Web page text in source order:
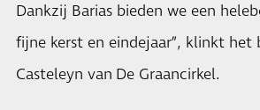
Dankzij Barias bieden we een
fijne kerst en eindejaar”, klinkt het
Casteleyn van De Graancirkel.